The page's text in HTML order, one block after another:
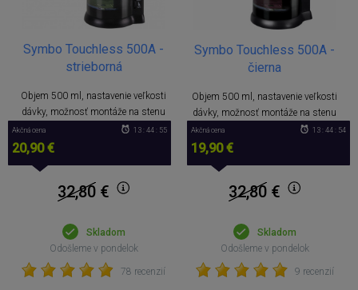
Symbo Touchless 500A -
strieborná
Objem 500 ml, nastavenie veľkosti
dávky, možnosť montáže na stenu
Akčná cena
20,90 €
13 : 44 : 55
32,80€
Skladom
Odošleme v pondelok
78 recenzií
Symbo Touchless 500A -
čierna
Objem 500 ml, nastavenie veľkosti
dávky, možnosť montáže na stenu
Akčná cena
19,90 €
13 : 44 : 54
32,80€
Skladom
Odošleme v pondelok
9 recenzií